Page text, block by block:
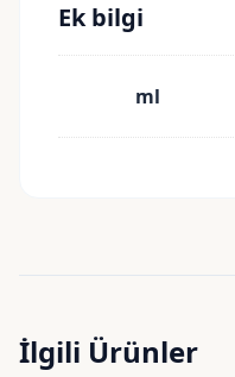
Ek bilgi
ml
İlgili Ürünler